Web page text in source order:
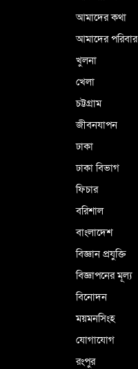
আমাদের কথা
আমাদের পরিবার
খুলনা
খেলা
চট্টগ্রাম
জীবনযাপন
ঢাকা
ঢাকা বিভাগ
ফিচার
বরিশাল
বাংলাদেশ
বিজ্ঞান প্রযুক্তি
বিজ্ঞাপনের মূল্য
বিনোদন
ময়মনসিংহ
যোগাযোগ
রংপুর